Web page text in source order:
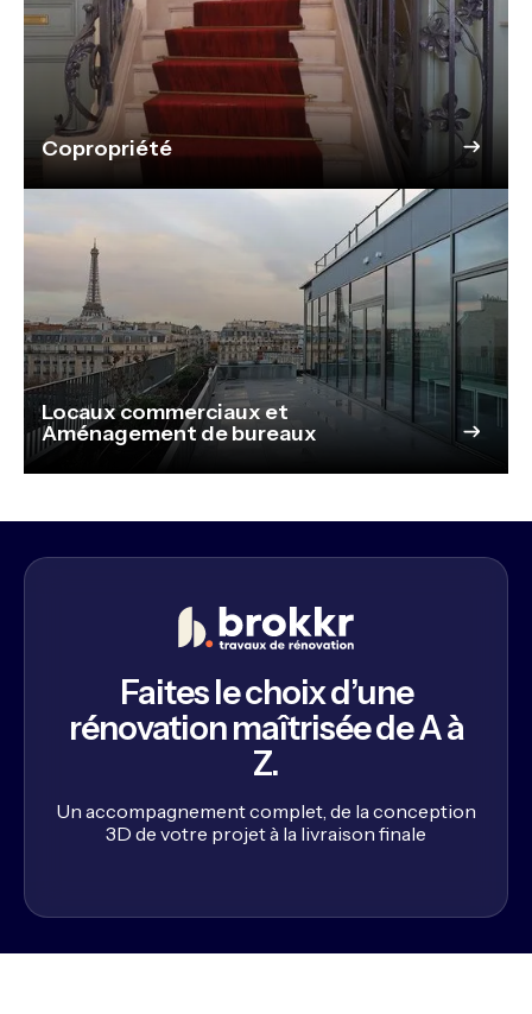
Copropriété
Locaux commerciaux et
Aménagement de bureaux
Faites le choix d’une
rénovation maîtrisée de A à
Z.
Un accompagnement complet, de la conception
3D de votre projet à la livraison finale